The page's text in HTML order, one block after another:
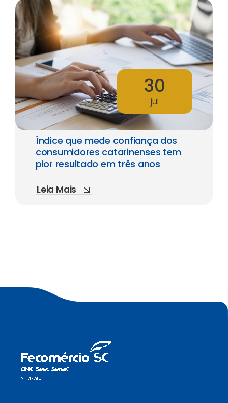
30
jul
Índice que mede confiança dos
consumidores catarinenses tem
pior resultado em três anos
Leia Mais